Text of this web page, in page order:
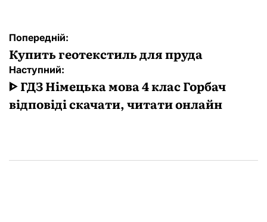
Навігація
записів
Попередній:
Купить геотекстиль для пруда
Наступний:
ᐈ ГДЗ Німецька мова 4 клас Горбач
відповіді скачати, читати онлайн